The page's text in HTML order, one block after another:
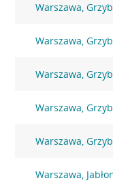
Warszawa,
Warszawa,
Warszawa,
Warszawa,
Warszawa,
Warszawa,